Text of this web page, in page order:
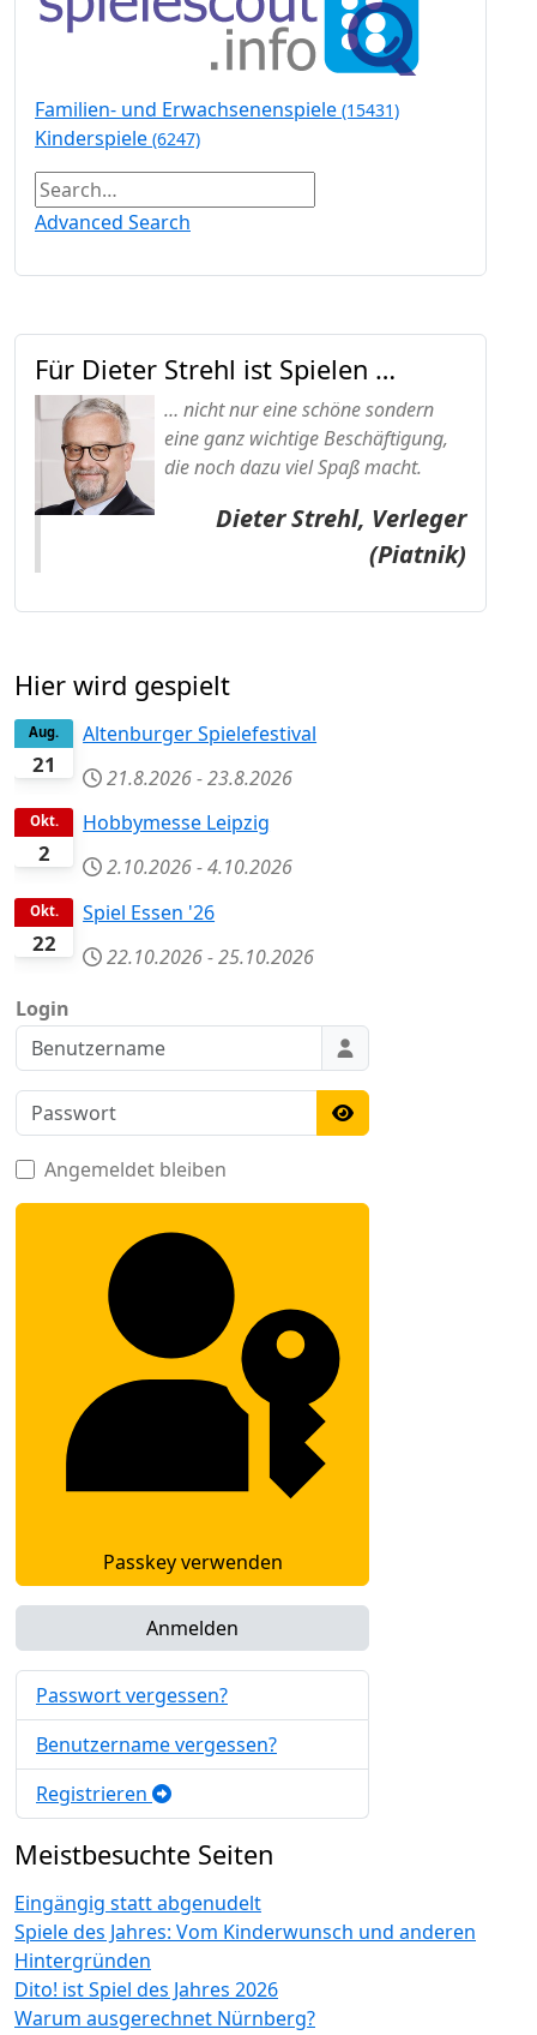
Familien- und Erwachsenenspiele (15431)
Kinderspiele (6247)
Advanced Search
Für Dieter Strehl ist Spielen …
… nicht nur eine schöne sondern
eine ganz wichtige Beschäftigung,
die noch dazu viel Spaß macht.
Dieter Strehl, Verleger
(Piatnik)
Hier wird gespielt
21
Aug.
Altenburger Spielefestival
21.8.2026-23.8.2026
2
Okt.
Hobbymesse Leipzig
2.10.2026-4.10.2026
22
Okt.
Spiel Essen '26
22.10.2026-25.10.2026
Login
Benutzername
Passwort
Passwort anzeigen
Angemeldet bleiben
Passkey verwenden
Anmelden
Passwort vergessen?
Benutzername vergessen?
Registrieren
Meistbesuchte Seiten
Eingängig statt abgenudelt
Spiele des Jahres: Vom Kinderwunsch und anderen
Hintergründen
Dito! ist Spiel des Jahres 2026
Warum ausgerechnet Nürnberg?